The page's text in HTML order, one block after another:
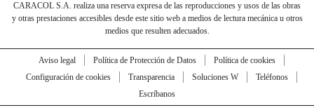
CARACOL S.A. realiza una reserva expresa de las reproducciones y usos de las obras
y otras prestaciones accesibles desde este sitio web a medios de lectura mecánica u otros
medios que resulten adecuados.
Aviso legal Política de Protección de Datos
Política de cookies
Configuración de cookies
Transparencia Soluciones W
Teléfonos
Escríbanos